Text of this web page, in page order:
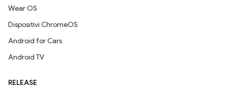
Wear OS
Dispositivi ChromeOS
Android for Cars
Android TV
RELEASE